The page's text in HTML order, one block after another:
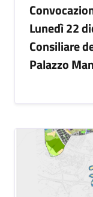
Lunedì 22
Consiliare
Palazzo